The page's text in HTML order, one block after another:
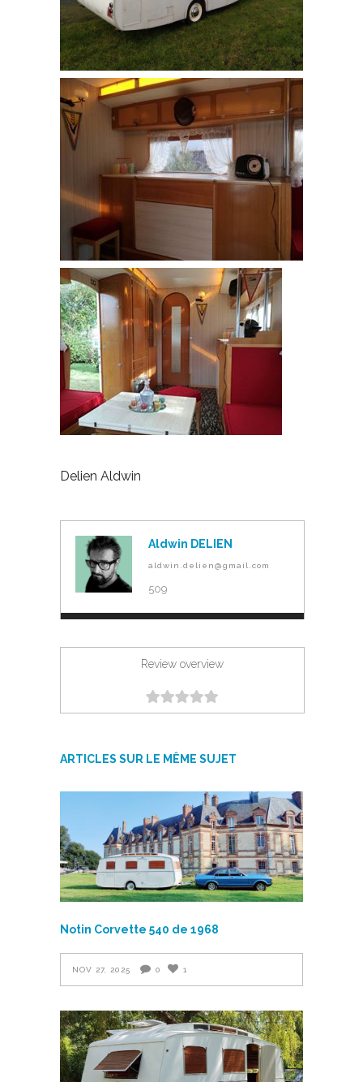
Delien Aldwin
Aldwin DELIEN
aldwin.delien@gmail.com
509
Review overview
ARTICLES SUR LE MÊME SUJET
Notin Corvette 540 de 1968
NOV 27, 2025 0 1